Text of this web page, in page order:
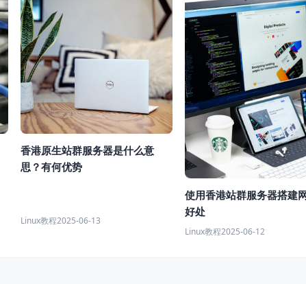
香港原生站群服务器是什么意
思？有何优势
Linux教程2025-06-13
使用香港站群服务器搭建
好处
Linux教程2025-06-12